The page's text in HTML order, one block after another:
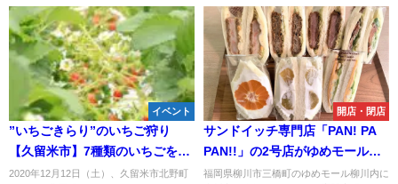
イベント
”いちごきらり”のいちご狩り
【久留米市】7種類のいちごを40
分食べ放題、白いちごも限定
2020年12月12日（土）、久留米市北野町
開店・閉店
サンドイッチ専門店「PAN! PA
PAN!!」の2号店がゆめモール柳
川にオープンするみたい。9月1
福岡県柳川市三橋町のゆめモール柳川内に